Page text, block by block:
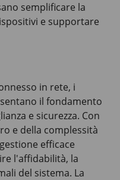
semplificare la
e supportare
in rete, i
il fondamento
e sicurezza. Con
e della complessità
efficace
l'affidabilità, la
del sistema. La